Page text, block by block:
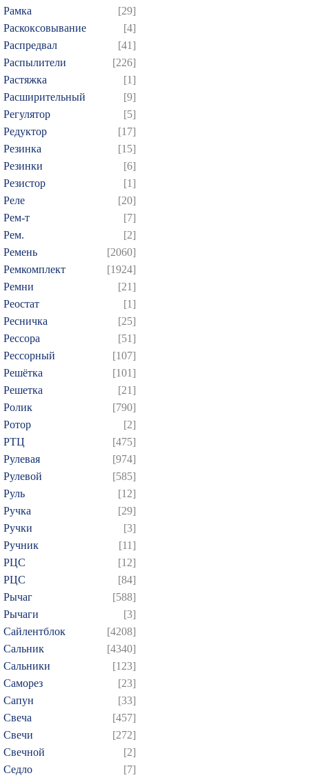
Рамка
[29]
Раскоксовывание
[4]
Распредвал
[41]
Распылители
[226]
Растяжка
[1]
Расширительный
[9]
Регулятор
[5]
Редуктор
[17]
Резинка
[15]
Резинки
[6]
Резистор
[1]
Реле
[20]
Рем-т
[7]
Рем.
[2]
Ремень
[2060]
Ремкомплект
[1924]
Ремни
[21]
Реостат
[1]
Ресничка
[25]
Рессора
[51]
Рессорный
[107]
Решётка
[101]
Решетка
[21]
Ролик
[790]
Ротор
[2]
РТЦ
[475]
Рулевая
[974]
Рулевой
[585]
Руль
[12]
Ручка
[29]
Ручки
[3]
Ручник
[11]
РЦC
[12]
РЦС
[84]
Рычаг
[588]
Рычаги
[3]
Сайлентблок
[4208]
Сальник
[4340]
Сальники
[123]
Саморез
[23]
Сапун
[33]
Свеча
[457]
Свечи
[272]
Свечной
[2]
Седло
[7]